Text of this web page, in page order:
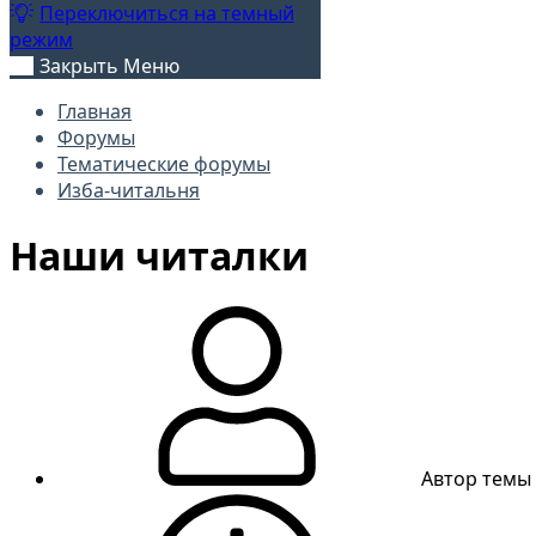
Переключиться на темный
режим
Закрыть Меню
Главная
Форумы
Тематические форумы
Изба-читальня
Наши читалки
Автор темы